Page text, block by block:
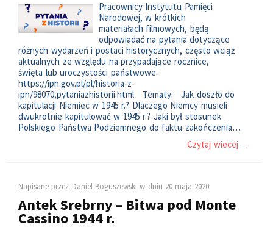
Pracownicy Instytutu Pamięci
Narodowej, w krótkich
materiałach filmowych, będą
odpowiadać na pytania dotyczące
różnych wydarzeń i postaci historycznych, często wciąż
aktualnych ze względu na przypadające rocznice,
święta lub uroczystości państwowe.
https://ipn.gov.pl/pl/historia-z-
ipn/98070,pytaniazhistorii.html Tematy: Jak doszło do
kapitulacji Niemiec w 1945 r.? Dlaczego Niemcy musieli
dwukrotnie kapitulować w 1945 r.? Jaki był stosunek
Polskiego Państwa Podziemnego do faktu zakończenia…
Czytaj wiecej →
Napisane przez Daniel Boguszewskiw dniu 20 maja 2020
Antek Srebrny – Bitwa pod Monte
Cassino 1944 r.